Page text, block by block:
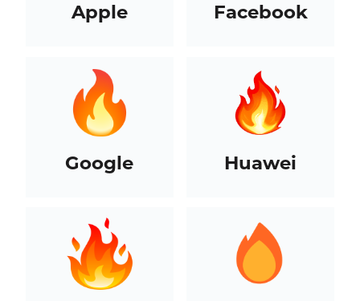
Apple Facebook
Google Huawei